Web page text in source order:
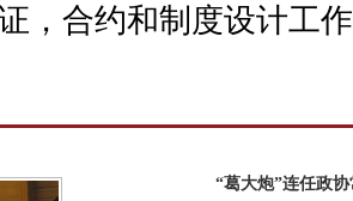
，合约和制度设计工
“葛大炮”连任政